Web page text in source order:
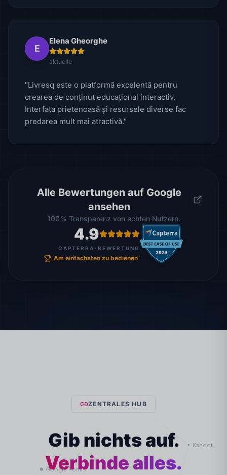
E
Elena Gheorghe
aktuelle
"Livresq este o platformă excelentă pentru
crearea de conținut educațional interactiv.
Interfața prietenoasă și resursele diverse fac
predarea mult mai atractivă."
Alle Bewertungen auf Google
ansehen
100 % Transparenz von echten Nutzern.
4.9
CAPTERRA-BEWERTUNG
„Am einfachsten zu bedienen“
ZENTRALES HUB
Gib nichts auf.
Verbinde alles.